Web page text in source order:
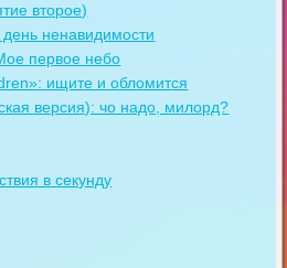
второе)
ненавидимости
первое небо
ищите и обломится
версия): чо надо, милорд?
в секунду